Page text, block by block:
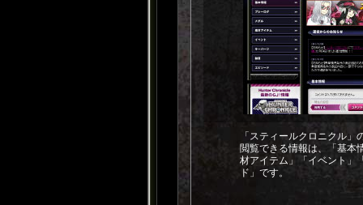
「スティールクロニクル
閲覧できる情報は、「基本
材アイテム」「イベント」
ド」です。